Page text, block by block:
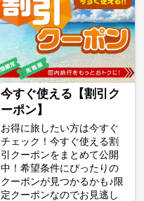
今すぐ使える【割引ク
ーポン】
お得に旅したい方は今すぐ
チェック！今すぐ使える割
引クーポンをまとめて公開
中！希望条件にぴったりの
クーポンが見つかるかも♪限
定クーポンなのでお見逃し